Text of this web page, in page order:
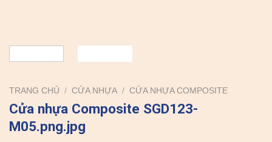
TRANG CHỦ / CỬA NHỰA / CỬA NHỰA COMPOSITE
Cửa nhựa Composite SGD123-
M05.png.jpg